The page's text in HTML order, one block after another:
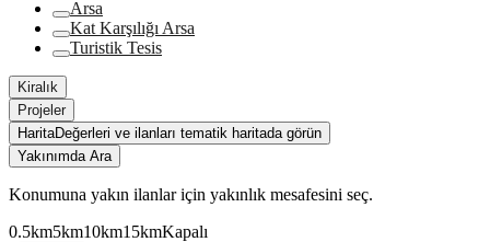
Arsa
Kat Karşılığı Arsa
Turistik Tesis
Kiralık
Projeler
HaritaDeğerleri ve ilanları tematik haritada görün
Yakınımda Ara
Konumuna yakın ilanlar için yakınlık mesafesini seç.
0.5km5km10km15kmKapalı